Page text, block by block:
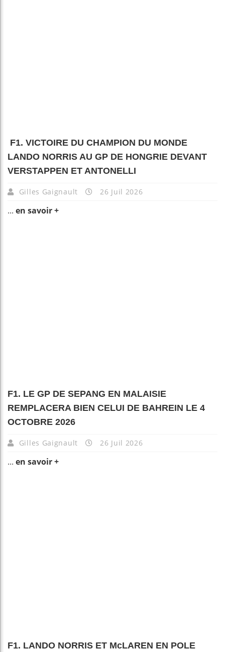
F1. VICTOIRE DU CHAMPION DU MONDE
LANDO NORRIS AU GP DE HONGRIE DEVANT
VERSTAPPEN ET ANTONELLI
Gilles Gaignault 26 Juil 2026
... en savoir +
F1. LE GP DE SEPANG EN MALAISIE
REMPLACERA BIEN CELUI DE BAHREIN LE 4
OCTOBRE 2026
Gilles Gaignault 26 Juil 2026
... en savoir +
F1. LANDO NORRIS ET McLAREN EN POLE